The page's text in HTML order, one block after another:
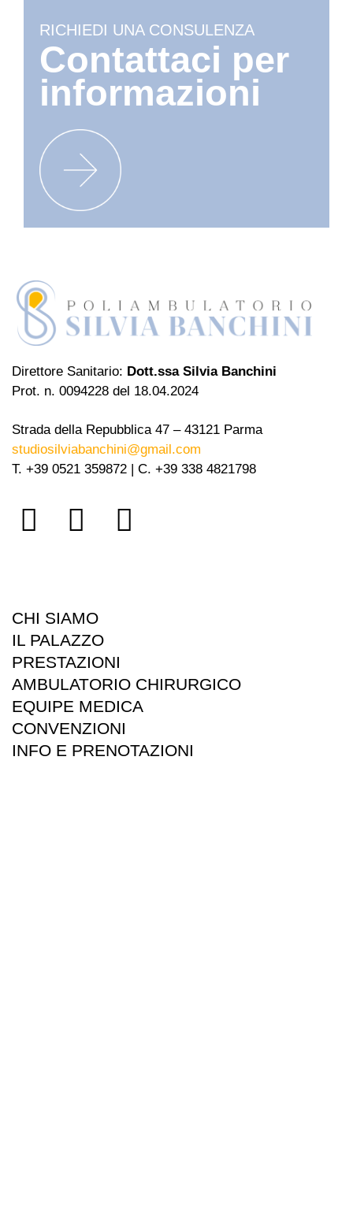
RICHIEDI UNA CONSULENZA
Contattaci per
informazioni
Direttore Sanitario: Dott.ssa Silvia Banchini
Prot. n. 0094228 del 18.04.2024
Strada della Repubblica 47 – 43121 Parma
studiosilviabanchini@gmail.com
T. +39 0521 359872 | C. +39 338 4821798
CHI SIAMO
IL PALAZZO
PRESTAZIONI
AMBULATORIO CHIRURGICO
EQUIPE MEDICA
CONVENZIONI
INFO E PRENOTAZIONI